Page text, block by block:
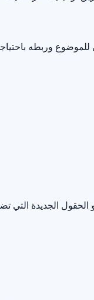
للموضوع وربطه
الجديدة التي